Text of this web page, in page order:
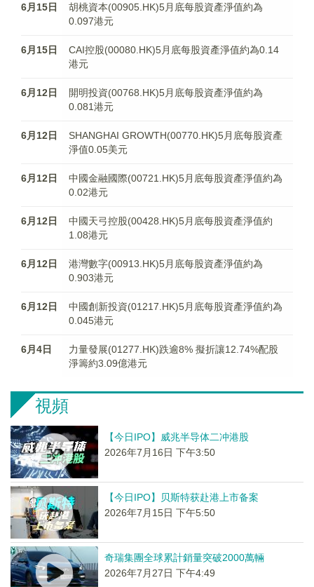
6月15日
胡桃資本(00905.HK)5月底每股資產淨值約為
0.097港元
6月15日
CAI控股(00080.HK)5月底每股資產淨值約為0.14
港元
6月12日
開明投資(00768.HK)5月底每股資產淨值約為
0.081港元
6月12日
SHANGHAI GROWTH(00770.HK)5月底每股資產
淨值0.05美元
6月12日
中國金融國際(00721.HK)5月底每股資產淨值約為
0.02港元
6月12日
中國天弓控股(00428.HK)5月底每股資產淨值約
1.08港元
6月12日
港灣數字(00913.HK)5月底每股資產淨值約為
0.903港元
6月12日
中國創新投資(01217.HK)5月底每股資產淨值約為
0.045港元
6月4日
力量發展(01277.HK)跌逾8% 擬折讓12.74%配股
淨籌約3.09億港元
視頻
【今日IPO】威兆半导体二冲港股
2026年7月16日 下午3:50
【今日IPO】贝斯特获赴港上市备案
2026年7月15日 下午5:50
奇瑞集團全球累計銷量突破2000萬輛
2026年7月27日 下午4:49